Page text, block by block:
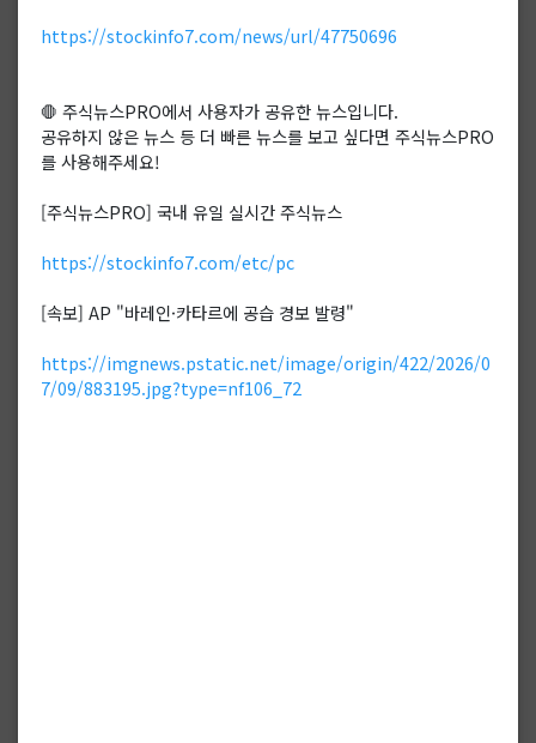
https://stockinfo7.com/news/url/47750696
🛑 주식뉴스PRO에서 사용자가 공유한 뉴스입니다.
공유하지 않은 뉴스 등 더 빠른 뉴스를 보고 싶다면 주식뉴스PRO
를 사용해주세요!
[주식뉴스PRO] 국내 유일 실시간 주식뉴스
https://stockinfo7.com/etc/pc
[속보] AP "바레인·카타르에 공습 경보 발령"
https://imgnews.pstatic.net/image/origin/422/2026/0
7/09/883195.jpg?type=nf106_72